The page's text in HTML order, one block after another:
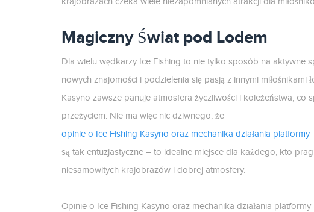
Magiczny Świat pod Lodem
Dla wielu wędkarzy Ice Fishing to nie tylko sposób na aktywne
nowych znajomości i podzielenia się pasją z innymi miłośnikami
Kasyno zawsze panuje atmosfera życzliwości i koleżeństwa, co
przeżyciem. Nie ma więc nic dziwnego, że
opinie o Ice Fishing Kasyno oraz mechanika działania platformy
są tak entuzjastyczne – to idealne miejsce dla każdego, kto
niesamowitych krajobrazów i dobrej atmosfery.
Opinie o Ice Fishing Kasyno oraz mechanika działania